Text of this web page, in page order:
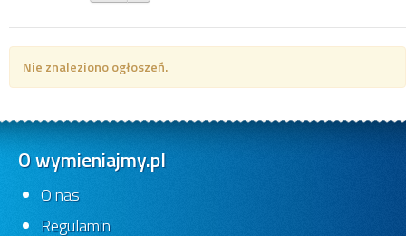
Nie znaleziono ogłoszeń.
O wymieniajmy.pl
O nas
Regulamin